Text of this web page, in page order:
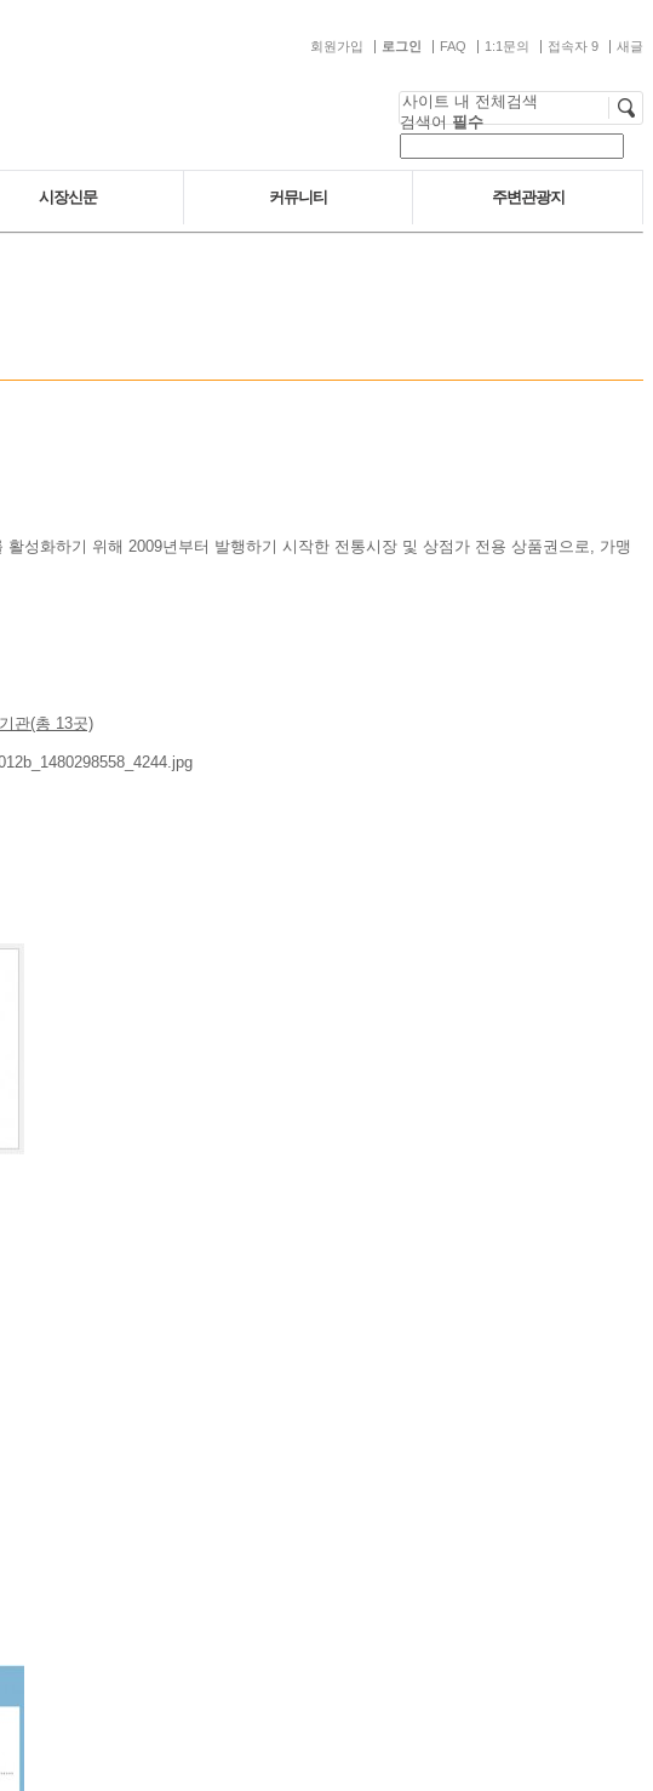
회원가입 로그인 FAQ 1:1문의 접속자 9 새글
사이트 내 전체검색
검색어필수
시장신문 커뮤니티 주변관광지
성화하기 위해 2009년부터 발행하기 시작한 전통시장 및 상점가 전용 상품권으로, 가맹
관(총 13곳)